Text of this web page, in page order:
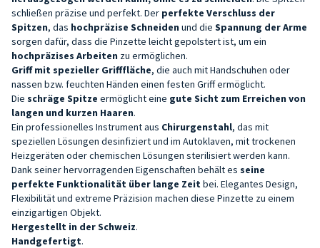
schließen präzise und perfekt. Der perfekte Verschluss der
Spitzen, das hochpräzise Schneiden und die Spannung der Arme
sorgen dafür, dass die Pinzette leicht gepolstert ist, um ein
hochpräzises Arbeiten zu ermöglichen.
Griff mit spezieller Grifffläche, die auch mit Handschuhen oder
nassen bzw. feuchten Händen einen festen Griff ermöglicht.
Die schräge Spitze ermöglicht eine gute Sicht zum Erreichen von
langen und kurzen Haaren.
Ein professionelles Instrument aus Chirurgenstahl, das mit
speziellen Lösungen desinfiziert und im Autoklaven, mit trockenen
Heizgeräten oder chemischen Lösungen sterilisiert werden kann.
Dank seiner hervorragenden Eigenschaften behält es seine
perfekte Funktionalität über lange Zeit bei. Elegantes Design,
Flexibilität und extreme Präzision machen diese Pinzette zu einem
einzigartigen Objekt.
Hergestellt in der Schweiz.
Handgefertigt.